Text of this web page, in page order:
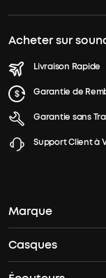
Acheter sur
Livraison Rapide
Garantie de
Garantie sans
Support Client à
Marque
L'histoire de
Casques